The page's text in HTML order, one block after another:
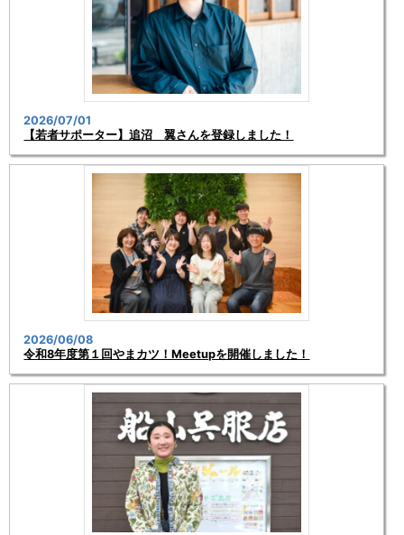
2026/07/01
【若者サポーター】追沼 翼さんを登録しました！
2026/06/08
令和8年度第１回やまカツ！Meetupを開催しました！